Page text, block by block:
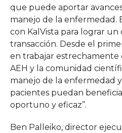
que puede aportar
manejo de la enfermedad.
con KalVista para lograr un
transacción. Desde el
en trabajar estrechamente
AEH y la comunidad
manejo de la enfermedad
pacientes puedan
oportuno y eficaz”.
Ben Palleiko, director